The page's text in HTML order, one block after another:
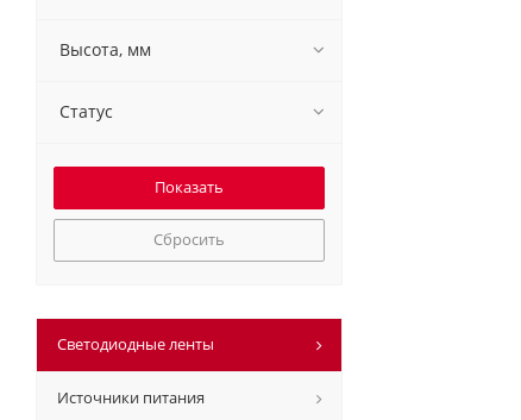
Высота, мм
Статус
Сбросить
Светодиодные ленты
Источники питания